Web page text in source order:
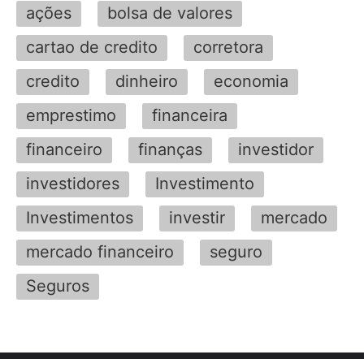
ações
bolsa de valores
cartao de credito
corretora
credito
dinheiro
economia
emprestimo
financeira
financeiro
finanças
investidor
investidores
Investimento
Investimentos
investir
mercado
mercado financeiro
seguro
Seguros